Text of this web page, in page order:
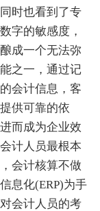
时也看到了专
字的敏感度，
成一个无法弥
之一，通过记
会计信息，客
供可靠的依
而成为企业效
计人员最根本
会计核算不做
息化(ERP)为手
会计人员的考